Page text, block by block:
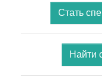
Стать
Найти